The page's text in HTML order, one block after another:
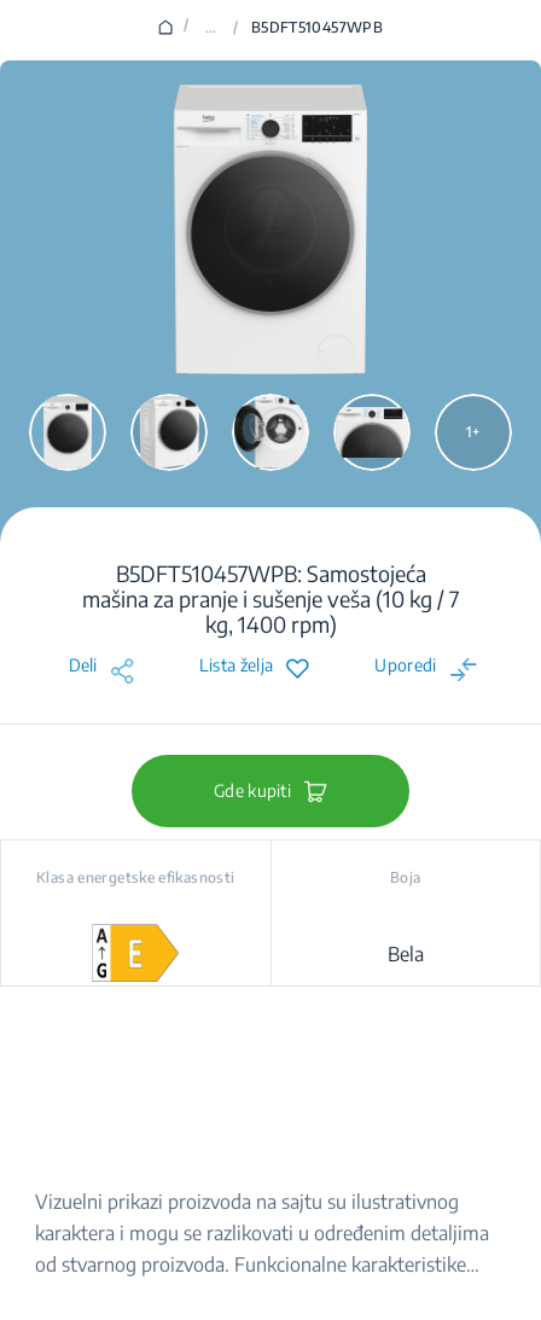
/ ... / B5DFT510457WPB
1
B5DFT510457WPB: Samostojeća
mašina za pranje i sušenje veša (10 kg / 7
kg, 1400 rpm)
Deli Lista želja Uporedi
Gde kupiti
Klasa energetske efikasnosti Boja
Bela
Vizuelni prikazi proizvoda na sajtu su ilustrativnog
karaktera i mogu se razlikovati u određenim detaljima
od stvarnog proizvoda. Funkcionalne karakteristike